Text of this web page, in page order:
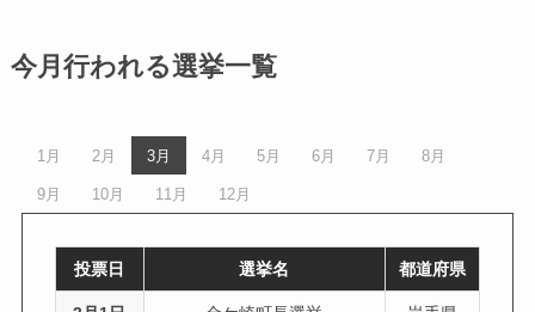
今月行われる選挙一覧
1月 2月 3月 4月 5月 6月 7月 8月
9月 10月 11月 12月
投票日 選挙名 都道府県